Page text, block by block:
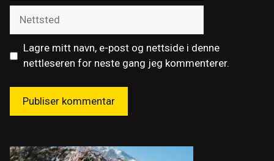
Lagre mitt navn, e-post og nettside i denne
nettleseren for neste gang jeg kommenterer.